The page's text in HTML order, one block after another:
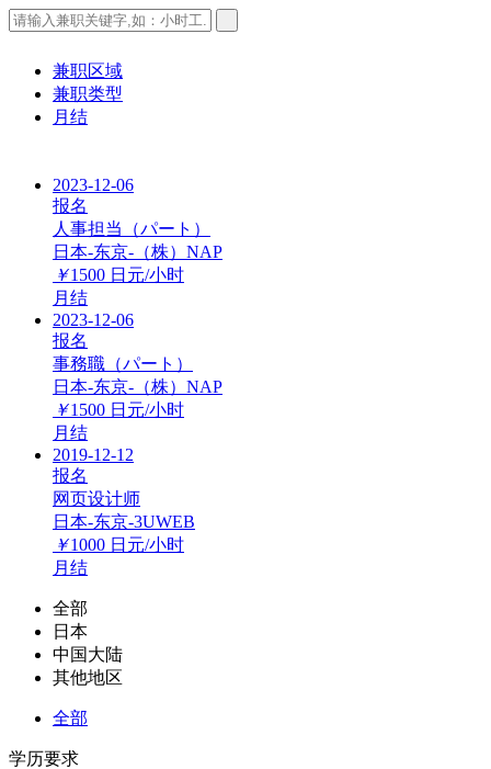
兼职区域
兼职类型
月结
2023-12-06
报名
人事担当（パート）
日本-东京-（株）NAP
￥1500 日元/小时
月结
2023-12-06
报名
事務職（パート）
日本-东京-（株）NAP
￥1500 日元/小时
月结
2019-12-12
报名
网页设计师
日本-东京-3UWEB
￥1000 日元/小时
月结
全部
日本
中国大陆
其他地区
全部
学历要求